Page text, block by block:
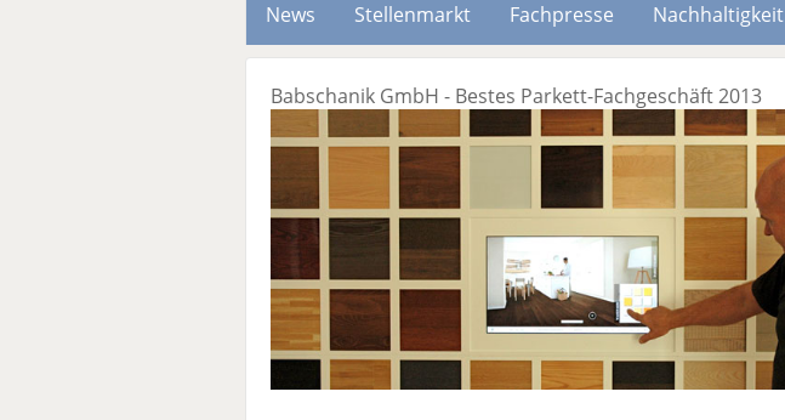
News Stellenmarkt Fachpresse
Nachhaltigkeit
Babschanik GmbH - Bestes Parkett-Fachgeschäft 2013